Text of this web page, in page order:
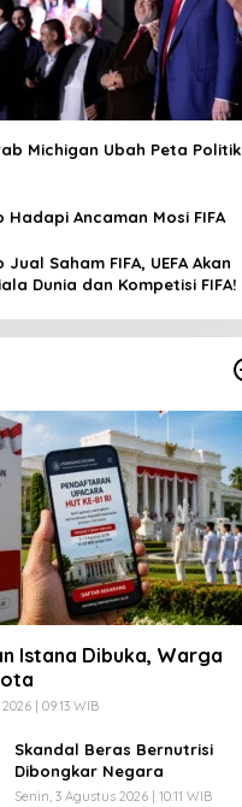
Michigan Ubah Peta Politik
Hadapi Ancaman Mosi FIFA
Saham FIFA, UEFA Akan
Dunia dan Kompetisi FIFA!
Istana Dibuka, Warga
| 09:13 WIB
Skandal Beras Bernutrisi
Dibongkar Negara
Senin, 3 Agustus 2026 | 10:11 WIB